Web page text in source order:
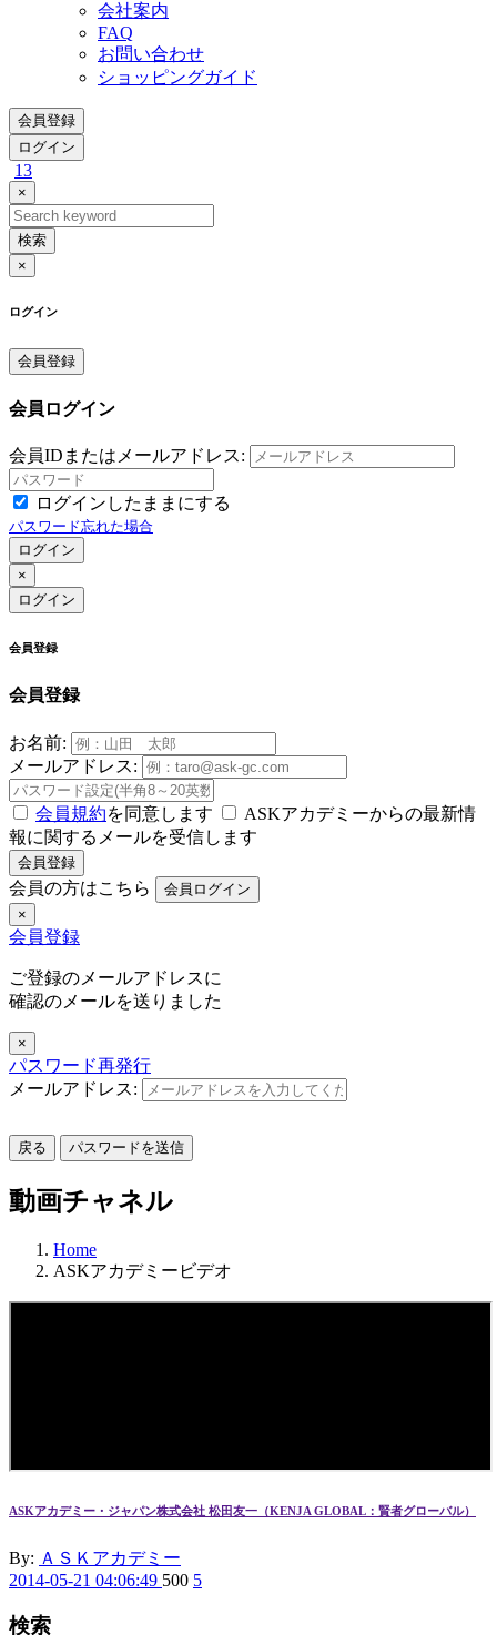
会社案内
FAQ
お問い合わせ
ショッピングガイド
会員登録
ログイン
13
×
検索
×
ログイン
会員登録
会員ログイン
会員IDまたはメールアドレス:
ログインしたままにする
パスワード忘れた場合
ログイン
×
ログイン
会員登録
会員登録
お名前:
メールアドレス:
会員規約を同意します
ASKアカデミーからの最新情
報に関するメールを受信します
会員登録
会員の方はこちら
会員ログイン
×
会員登録
ご登録のメールアドレスに
確認のメールを送りました
×
パスワード再発行
メールアドレス:
戻る パスワードを送信
動画チャネル
Home
ASKアカデミービデオ
ASKアカデミー・ジャパン株式会社 松田友一（KENJA GLOBAL：賢者グローバル）
By: ＡＳＫアカデミー
2014-05-21 04:06:49 500 5
検索